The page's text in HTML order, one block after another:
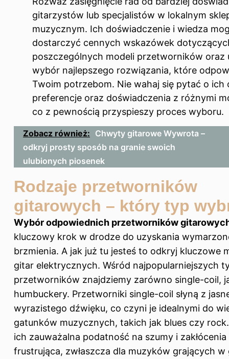
gitarzystów lub specjalistów w lokalnym
muzycznym. Ich doświadczenie i wiedza
dostarczyć cennych wskazówek
poszczególnych modeli przetworników oraz
wybór najlepszego rozwiązania, które
Twoim potrzebom. Nie wahaj się pytać o ich
preferencje oraz doświadczenia z różnymi
co z pewnością przyspieszy proces wyboru.
Zobacz również: Chwyty gitarowe Wywrota –
odkryj prosty sposób na granie swoich
ulubionych piosenek
Rodzaje przetworników
gitarowych – który typ
Wybór odpowiednich przetworników
kluczowy krok w drodze do uzyskania
brzmienia. A jak już tu jesteś to odkryj kluczowe
gitar elektrycznych. Wśród najpopularniejszych
przetworników znajdziemy zarówno single-coil,
humbuckery. Przetworniki single-coil słyną z
wyrazistego dźwięku, co czyni je idealnymi do
gatunków muzycznych, takich jak blues czy
ich zauważalna podatność na szumy i
frustrująca, zwłaszcza dla muzyków grających w